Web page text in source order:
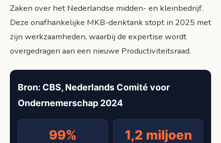
Zaken over het Nederlandse midden- en kleinbedrijf.
Deze onafhankelijke MKB-denktank stopt in 2025 met
zijn werkzaamheden, waarbij de expertise wordt
overgedragen aan een nieuwe Productiviteitsraad.
Bron: CBS, Nederlands Comité voor
Ondernemerschap 2024
99% 1,2 miljoen